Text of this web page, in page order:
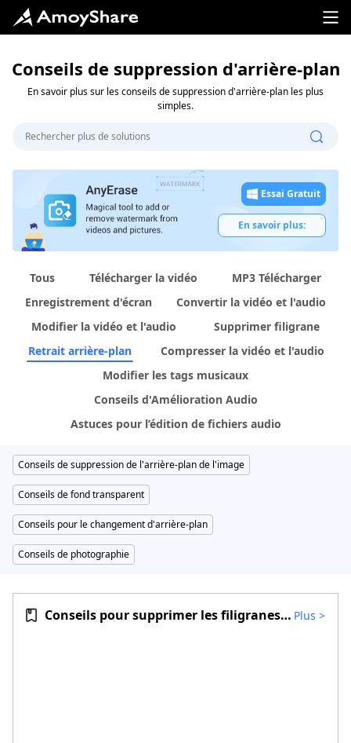
Conseils de suppression d'arrière-plan
En savoir plus sur les conseils de suppression d'arrière-plan les plus
simples.
Essai Gratuit
En savoir plus:
Tous Télécharger la vidéo
MP3 Télécharger
Enregistrement d'écran
Convertir la vidéo et l'audio
Modifier la vidéo et l'audio
Supprimer filigrane
Retrait arrière-plan
Compresser la vidéo et l'audio
Modifier les tags musicaux
Conseils d'Amélioration Audio
Astuces pour l’édition de fichiers audio
Conseils de suppression de l'arrière-plan de l'image
Conseils de fond transparent
Conseils pour le changement d'arrière-plan
Conseils de photographie
Conseils pour supprimer les filigranes vidéo Plus >